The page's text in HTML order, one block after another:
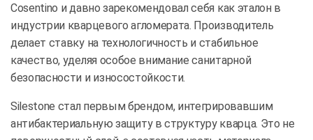
Cosentino и давно зарекомендовал себя как эталон в
индустрии кварцевого агломерата. Производитель
делает ставку на технологичность и стабильное
качество, уделяя особое внимание санитарной
безопасности и износостойкости.
Silestone стал первым брендом, интегрировавшим
антибактериальную защиту в структуру кварца. Это не